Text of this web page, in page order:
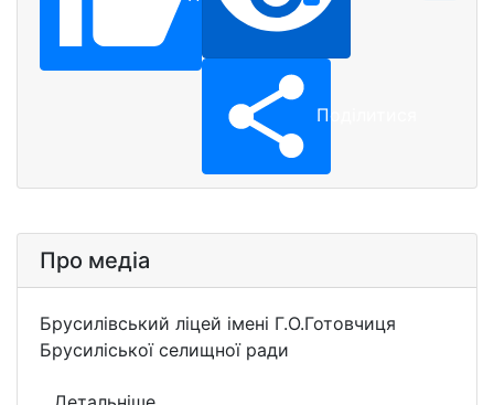
Поділитися
Про медіа
Брусилівський ліцей імені Г.О.Готовчиця
Брусиліської селищної ради